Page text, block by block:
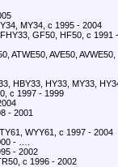
MY34, с 1995 - 2004
GF50, HF50, с 1991
ATWE50, AVE50,
HBY33, HY33, MY33,
с 1997 - 1999
- 2001
WYY61, с 1997 - 2004
- ….
- 2002
с 1996 - 2002